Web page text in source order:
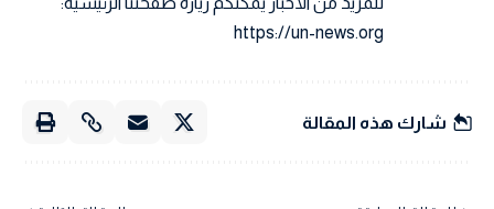
https://un-news.org
شارك هذه المقالة